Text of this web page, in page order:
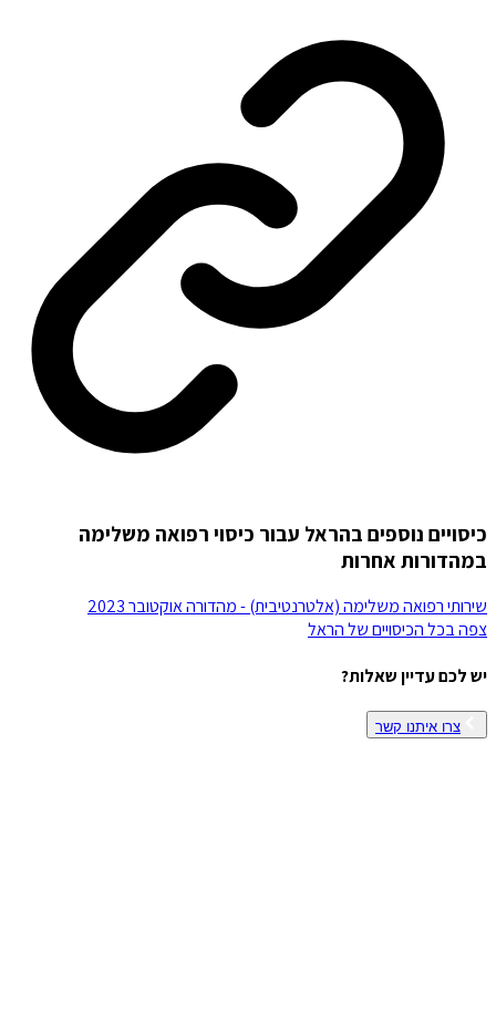
כיסויים נוספים בהראל עבור כיסוי רפואה משלימה
במהדורות אחרות
שירותי רפואה משלימה (אלטרנטיבית) - מהדורה אוקטובר 2023
צפה בכל הכיסויים שלהראל
יש לכם עדיין שאלות?
צרו איתנו קשר